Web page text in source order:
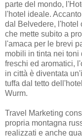
parte del mondo,
l'hotel ideale.
dal Belvedere, l'hotel
che mette subito a
l'amaca per le brevi
mobili in tinta nei
freschi ed aromatici,
in città è diventata
tuffa dal tetto
Wurm.
Travel Marketing
propria montagna
realizzati e anche